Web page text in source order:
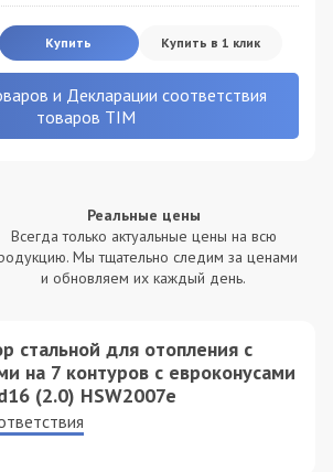
Купить Купить в 1 клик
и Декларации соответствия
товаров TIM
Реальные цены
Всегда только актуальные цены на всю
Мы тщательно следим за ценами
и обновляем их каждый день.
стальной для отопления c
на 7 контуров с еврoконусами
(2.0) HSW2007e